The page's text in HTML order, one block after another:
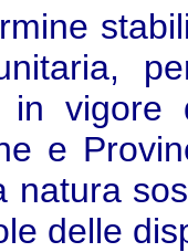
vigore
e
natura
delle